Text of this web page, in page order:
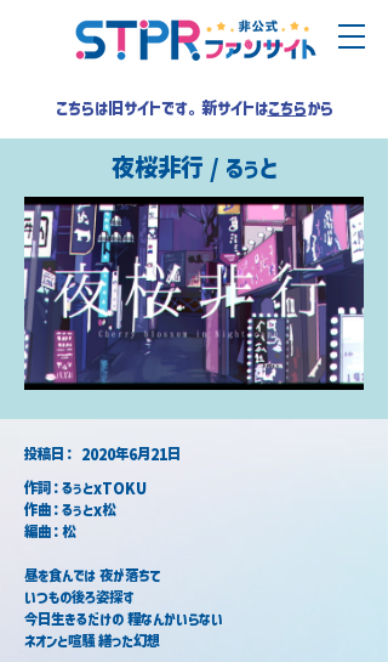
こちらは旧サイトです。新サイトはこちらから
夜桜非行 / るぅと
​投稿日： 2020年6月21日
作詞：るぅとxTOKU
作曲：るぅとx松
編曲：松
昼を食んでは 夜が落ちて
いつもの後ろ姿探す
今日生きるだけの 糧なんかいらない
ネオンと喧騒 繕った幻想